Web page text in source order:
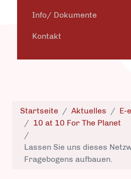
Info/ Dokumente
Kontakt
Startseite Aktuelles
E-
10 at 10 For The Planet
Lassen Sie uns dieses
Fragebogens aufbauen.